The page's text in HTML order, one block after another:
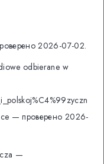
2026-07-02.
odbierane w
— проверено 2026-
—